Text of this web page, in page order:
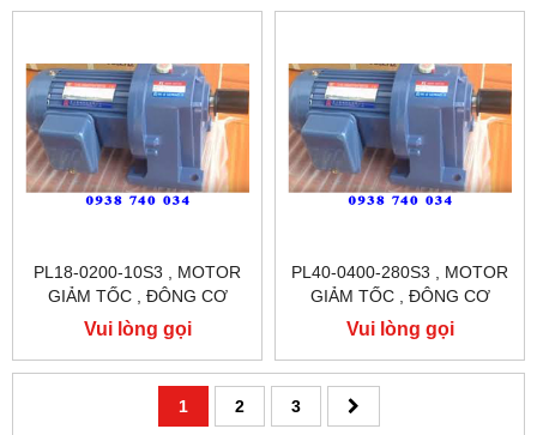
PL18-0200-10S3 , MOTOR
GIẢM TỐC , ĐÔNG CƠ
GIẢM TỐC CHÂN ĐẾ
TUNGLEE
Vui lòng gọi
PL40-0400-280S3 , MOTOR
GIẢM TỐC , ĐÔNG CƠ
GIẢM TỐC CHÂN ĐẾ
TUNGLEE
Vui lòng gọi
1 2 3